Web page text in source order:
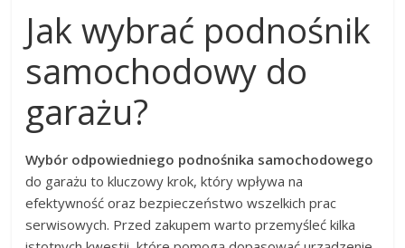
Jak wybrać podnośnik
samochodowy do
garażu?
Wybór odpowiedniego podnośnika samochodowego
do garażu to kluczowy krok, który wpływa na
efektywność oraz bezpieczeństwo wszelkich prac
serwisowych. Przed zakupem warto przemyśleć kilka